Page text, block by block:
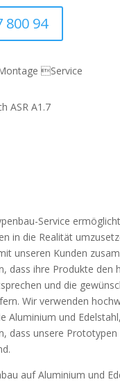
800 94
Service
ASR A1.7
Service
in die Realität
unseren Kunden
dass ihre Produkte den
und die
Wir verwenden
Aluminium und
dass unsere Prototypen
auf Aluminium und